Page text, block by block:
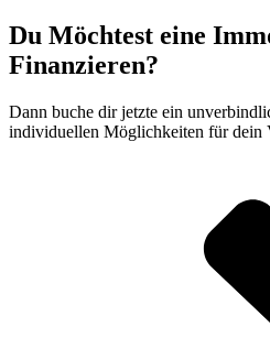
Du Möchtest eine
Finanzieren?
Dann buche dir jetzte ein
individuellen Möglichkeiten für dein